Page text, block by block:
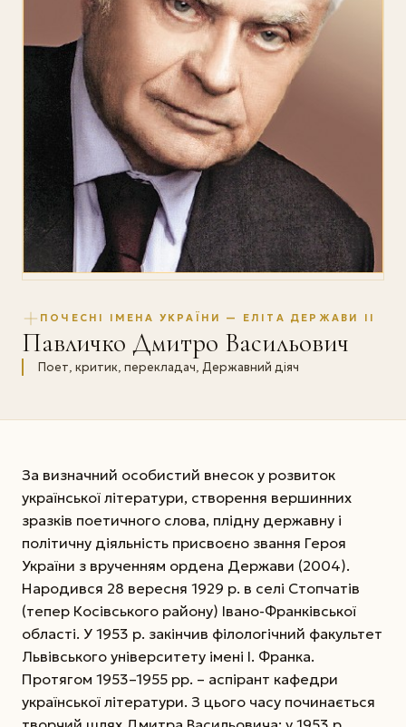
ПОЧЕСНІ ІМЕНА УКРАЇНИ — ЕЛІТА ДЕРЖАВИ II
Павличко Дмитро Васильович
Поет, критик, перекладач, Державний діяч
За визначний особистий внесок у розвиток
української літератури, створення вершинних
зразків поетичного слова, плідну державну і
політичну діяльність присвоєно звання Героя
України з врученням ордена Держави (2004).
Народився 28 вересня 1929 р. в селі Стопчатів
(тепер Косівського району) Івано-Франківської
області. У 1953 р. закінчив філологічний факультет
Львівського університету імені І. Франка.
Протягом 1953–1955 рр. – аспірант кафедри
української літератури. З цього часу починається